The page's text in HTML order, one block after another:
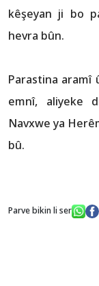
kêşeyan ji bo
hevra bûn.
Parastina aramî
emnî, aliyeke
Navxwe ya
bû.
Parve bikin li ser